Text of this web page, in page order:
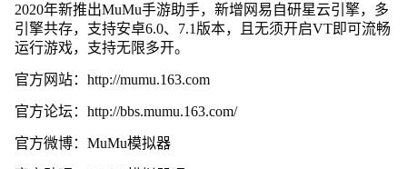
2020年新推出MuMu手游助手，新增网易自研星云引擎，多
引擎共存，支持安卓6.0、7.1版本，且无须开启VT即可流畅
运行游戏，支持无限多开。
官方网站：http://mumu.163.com
官方论坛：http://bbs.mumu.163.com/
官方微博：MuMu模拟器